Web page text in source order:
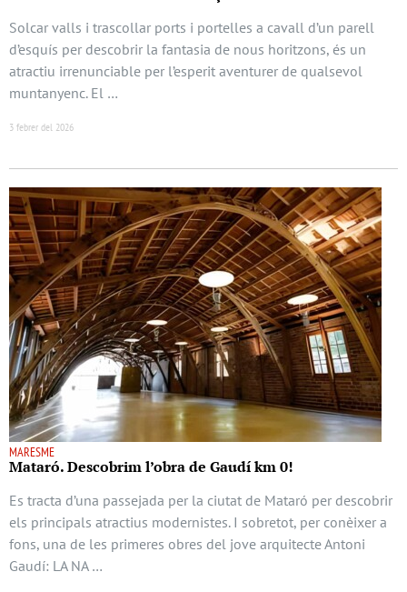
Solcar valls i trascollar ports i portelles a cavall d’un parell
d’esquís per descobrir la fantasia de nous horitzons, és un
atractiu irrenunciable per l’esperit aventurer de qualsevol
muntanyenc. El …
3 febrer del 2026
MARESME
Mataró. Descobrim l’obra de Gaudí km 0!
Es tracta d’una passejada per la ciutat de Mataró per descobrir
els principals atractius modernistes. I sobretot, per conèixer a
fons, una de les primeres obres del jove arquitecte Antoni
Gaudí: LA NA …